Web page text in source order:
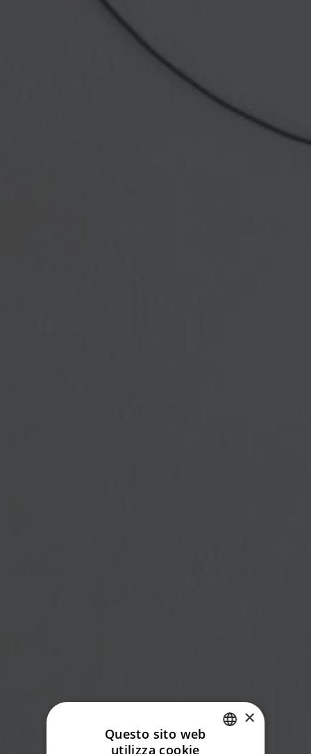
×
Questo sito web
utilizza cookie